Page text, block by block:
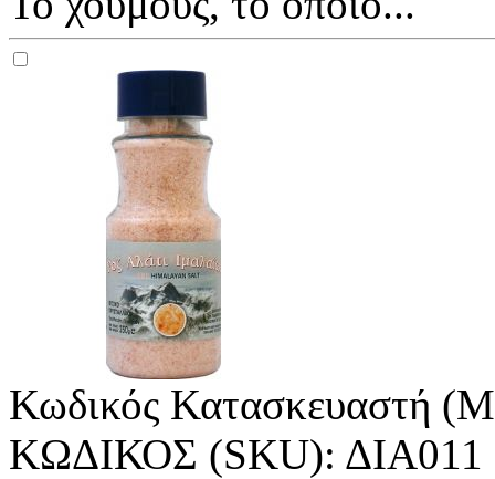
Κωδικός Κατασκευαστή
ΚΩΔΙΚΟΣ (SKU): ΔΙΑ011